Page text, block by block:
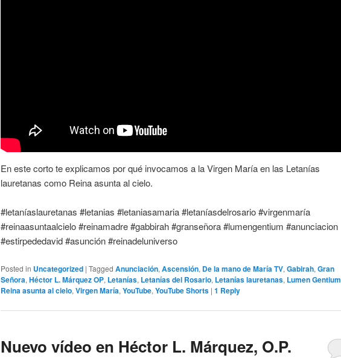
En este corto te explicamos por qué invocamos a la Virgen María en las Letanías
lauretanas como Reina asunta al cielo.
#letaníaslauretanas #letanias #letaniasamaria #letaníasdelrosario #virgenmaría
#reinaasuntaalcielo #reinamadre #gabbirah #granseñora #lumengentium #anunciacion
#estirpededavid #asunción #reinadeluniverso
Posted in Uncategorized | Tagged Anunciación, Ascensión, De la mano de María TV, Gabirah, Gran
Señora, Héctor L. Márquez OP, Letanías, Letanías del Rosario, Letanías lauretanas, Lumen Gentium
Reina asunta al cielo, Virgen María, YouTube, YouTube Shorts | 1 Reply
Nuevo vídeo en Héctor L. Márquez, O.P.